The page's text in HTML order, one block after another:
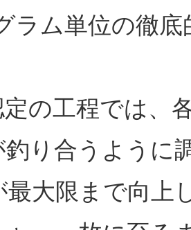
ラム単位の徹
定の工程では、
釣り合うように
最大限まで向上